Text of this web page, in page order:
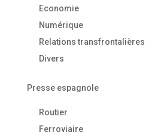
Economie
Numérique
Relations transfrontalières
Divers
Presse espagnole
Routier
Ferroviaire